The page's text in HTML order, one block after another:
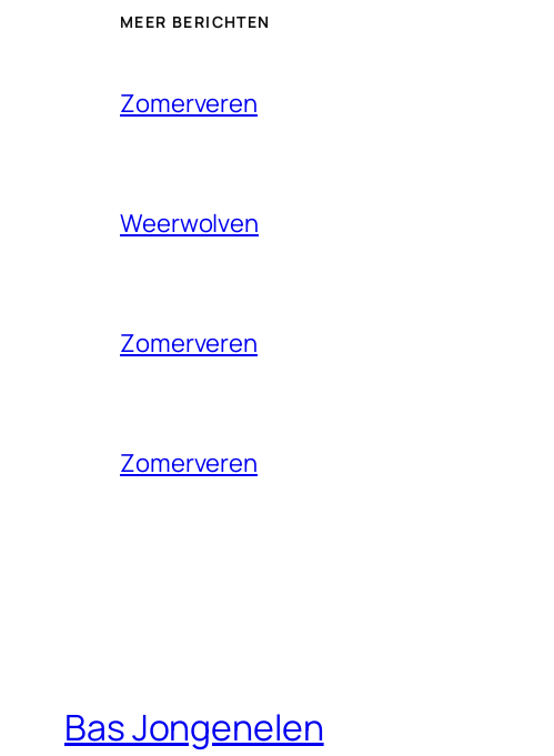
MEER BERICHTEN
Zomerveren
Weerwolven
Zomerveren
Zomerveren
Bas Jongenelen